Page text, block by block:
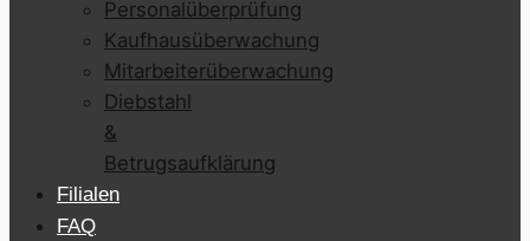
Personalüberprüfung
Kaufhausüberwachung
Mitarbeiterüberwachung
Diebstahl
&
Betrugsaufklärung
Filialen
FAQ